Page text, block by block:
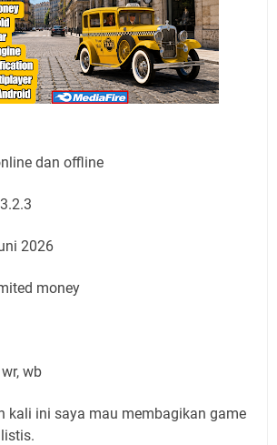
dan offline
2026
money
wb
kali ini saya mau membagikan game